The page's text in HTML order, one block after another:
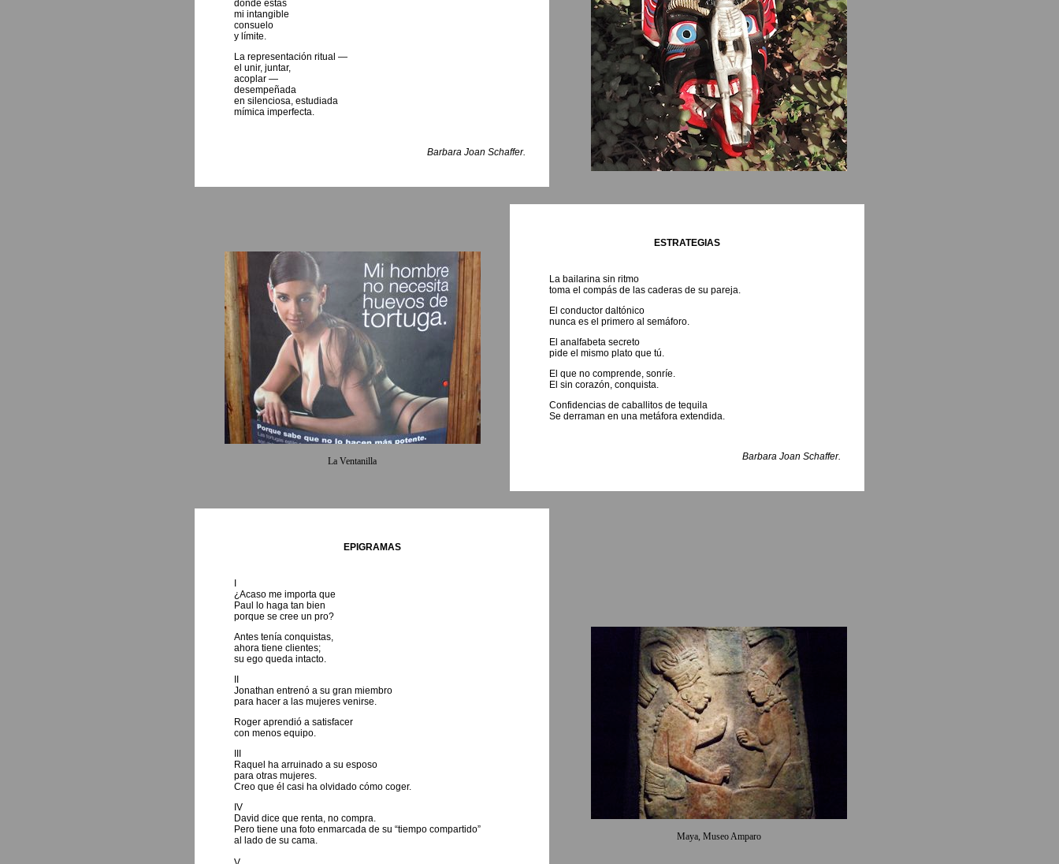
donde estás
mi intangible
consuelo
y límite.
La representación ritual —
el unir, juntar,
acoplar —
desempeñada
en silenciosa, estudiada
mímica imperfecta.
Barbara Joan Schaffer.
La Ventanilla
ESTRATEGIAS
La bailarina sin ritmo
toma el compás de las caderas de su pareja.
El conductor daltónico
nunca es el primero al semáforo.
El analfabeta secreto
pide el mismo plato que tú.
El que no comprende, sonríe.
El sin corazón, conquista.
Confidencias de caballitos de tequila
Se derraman en una metáfora extendida.
Barbara Joan Schaffer.
EPIGRAMAS
¿Acaso me importa que
Paul lo haga tan bien
porque se cree un pro?
Antes tenía conquistas,
ahora tiene clientes;
su ego queda intacto.
Jonathan entrenó a su gran miembro
para hacer a las mujeres venirse.
Roger aprendió a satisfacer
con menos equipo.
Raquel ha arruinado a su esposo
para otras mujeres.
Creo que él casi ha olvidado cómo coger.
IV
David dice que renta, no compra.
Pero tiene una foto enmarcada de su “tiempo compartido”
al lado de su cama.
Maya, Museo Amparo